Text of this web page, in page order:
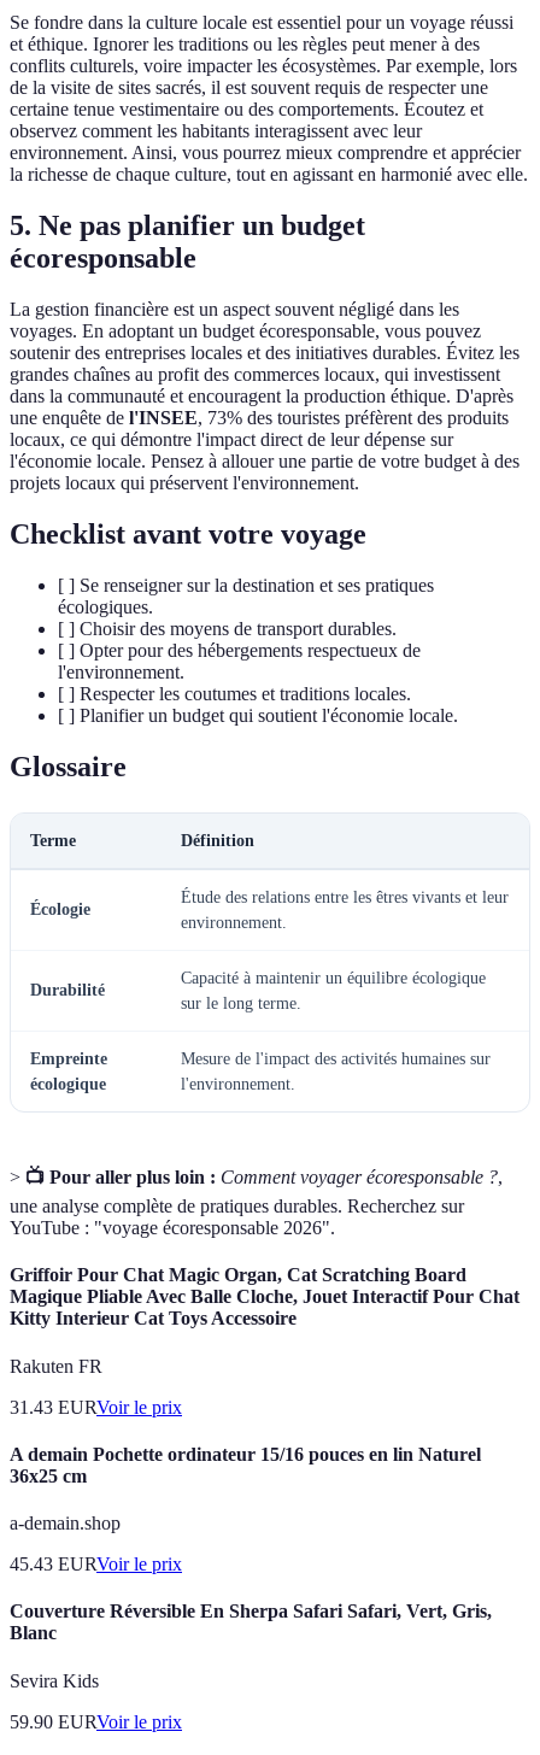
Se fondre dans la culture locale est essentiel pour un voyage réussi
et éthique. Ignorer les traditions ou les règles peut mener à des
conflits culturels, voire impacter les écosystèmes. Par exemple, lors
de la visite de sites sacrés, il est souvent requis de respecter une
certaine tenue vestimentaire ou des comportements. Écoutez et
observez comment les habitants interagissent avec leur
environnement. Ainsi, vous pourrez mieux comprendre et apprécier
la richesse de chaque culture, tout en agissant en harmonié avec elle.
5. Ne pas planifier un budget
écoresponsable
La gestion financière est un aspect souvent négligé dans les
voyages. En adoptant un budget écoresponsable, vous pouvez
soutenir des entreprises locales et des initiatives durables. Évitez les
grandes chaînes au profit des commerces locaux, qui investissent
dans la communauté et encouragent la production éthique. D'après
une enquête de l'INSEE, 73% des touristes préfèrent des produits
locaux, ce qui démontre l'impact direct de leur dépense sur
l'économie locale. Pensez à allouer une partie de votre budget à des
projets locaux qui préservent l'environnement.
Checklist avant votre voyage
[ ] Se renseigner sur la destination et ses pratiques
écologiques.
[ ] Choisir des moyens de transport durables.
[ ] Opter pour des hébergements respectueux de
l'environnement.
[ ] Respecter les coutumes et traditions locales.
[ ] Planifier un budget qui soutient l'économie locale.
Glossaire
Terme Définition
Écologie
Étude des relations entre les êtres vivants et leur
environnement.
Durabilité
Capacité à maintenir un équilibre écologique
sur le long terme.
Empreinte
écologique
Mesure de l'impact des activités humaines sur
l'environnement.
> 📺 Pour aller plus loin : Comment voyager écoresponsable ?,
une analyse complète de pratiques durables. Recherchez sur
YouTube : "voyage écoresponsable 2026".
Griffoir Pour Chat Magic Organ, Cat Scratching Board
Magique Pliable Avec Balle Cloche, Jouet Interactif Pour Chat
Kitty Interieur Cat Toys Accessoire
Rakuten FR
31.43 EURVoir le prix
A demain Pochette ordinateur 15/16 pouces en lin Naturel
36x25 cm
a-demain.shop
45.43 EURVoir le prix
Couverture Réversible En Sherpa Safari Safari, Vert, Gris,
Blanc
Sevira Kids
59.90 EURVoir le prix